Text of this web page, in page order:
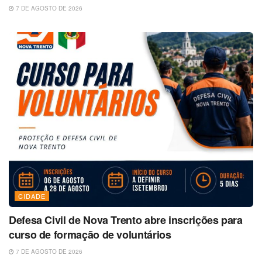
7 DE AGOSTO DE 2026
CIDADE
Defesa Civil de Nova Trento abre inscrições para
curso de formação de voluntários
7 DE AGOSTO DE 2026